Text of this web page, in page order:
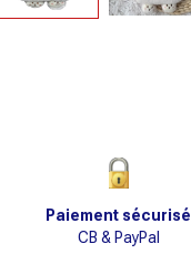
Paiement sécurisé
CB & PayPal